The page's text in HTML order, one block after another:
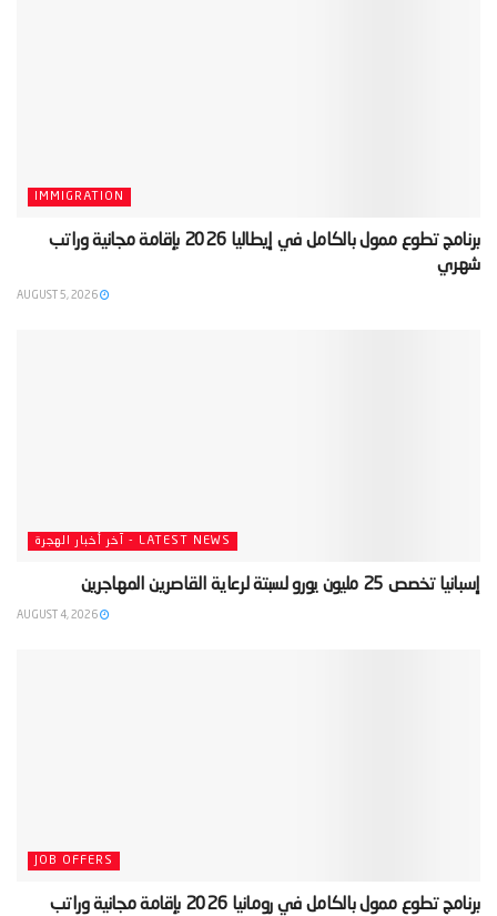
IMMIGRATION
‫برنامج تطوع ممول بالكامل في إيطاليا 2026 بإقامة مجانية وراتب
شهري‬
LATEST NEWS - آخر أخبار الهجرة
‫إسبانيا تخصص 25 مليون يورو لسبتة لرعاية القاصرين المهاجرين‬
JOB OFFERS
‫برنامج تطوع ممول بالكامل في رومانيا 2026 بإقامة مجانية وراتب